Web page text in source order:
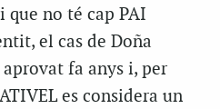
no té cap PAI
el cas de Doña
fa anys i, per
es considera un